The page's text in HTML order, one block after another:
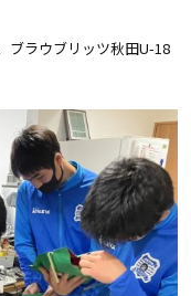
ブラウブリッツ秋田U-18